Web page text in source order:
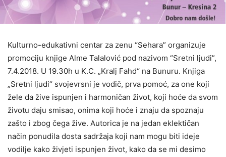
Kulturno-edukativni centar za zenu “Sehara” organizuje
promociju knjige Alme Talalović pod nazivom “Sretni ljudi”,
7.4.2018. U 19.30h u K.C. „Kralj Fahd“ na Bunuru. Knjiga
„Sretni ljudi“ svojevrsni je vodič, prva pomoć, za one koji
žele da žive ispunjen i harmoničan život, koji hoće da svom
životu daju smisao, onima koji hoće i znaju da spoznaju
zašto i zbog čega žive. Autorica je na jedan eklektičan
način ponudila dosta sadržaja koji nam mogu biti ideje
vodilje kako živjeti ispunjen život, kako da se mi desimo